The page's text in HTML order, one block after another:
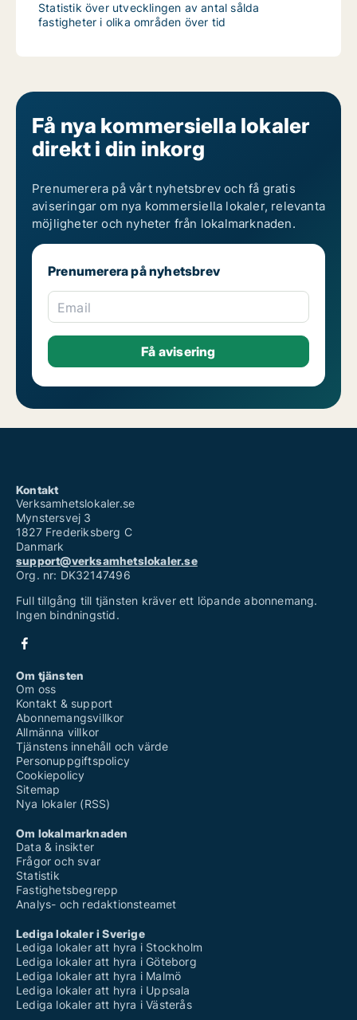
Statistik över utvecklingen av antal sålda
fastigheter i olika områden över tid
Få nya kommersiella lokaler
direkt i din inkorg
Prenumerera på vårt nyhetsbrev och få gratis
aviseringar om nya kommersiella lokaler, relevanta
möjligheter och nyheter från lokalmarknaden.
Prenumerera på nyhetsbrev
Email
Kontakt
Verksamhetslokaler.se
Mynstersvej 3
1827 Frederiksberg C
Danmark
support@verksamhetslokaler.se
Org. nr: DK32147496
Full tillgång till tjänsten kräver ett löpande abonnemang.
Ingen bindningstid.
Om tjänsten
Om oss
Kontakt & support
Abonnemangsvillkor
Allmänna villkor
Tjänstens innehåll och värde
Personuppgiftspolicy
Cookiepolicy
Sitemap
Nya lokaler (RSS)
Om lokalmarknaden
Data & insikter
Frågor och svar
Statistik
Fastighetsbegrepp
Analys- och redaktionsteamet
Lediga lokaler i Sverige
Lediga lokaler att hyra i Stockholm
Lediga lokaler att hyra i Göteborg
Lediga lokaler att hyra i Malmö
Lediga lokaler att hyra i Uppsala
Lediga lokaler att hyra i Västerås